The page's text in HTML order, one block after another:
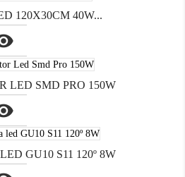
120X30CM 40W...
LED SMD PRO 150W
GU10 S11 120º 8W